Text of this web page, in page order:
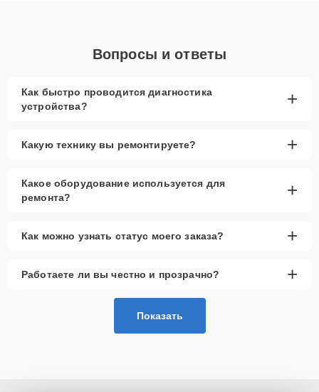
Вопросы и ответы
Как быстро проводится диагностика
устройства?
+
Какую технику вы ремонтируете? +
Какое оборудование используется для
ремонта?
+
Как можно узнать статус моего заказа? +
Работаете ли вы честно и прозрачно? +
Показать